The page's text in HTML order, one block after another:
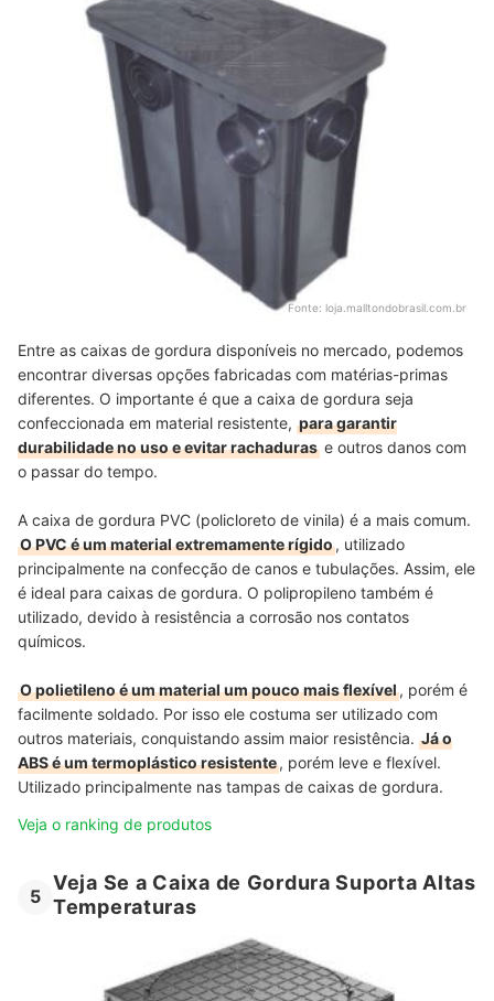
Fonte: loja.malltondobrasil.com.br
Entre as caixas de gordura disponíveis no mercado, podemos
encontrar diversas opções fabricadas com matérias-primas
diferentes. O importante é que a caixa de gordura seja
confeccionada em material resistente, para garantir
durabilidade no uso e evitar rachaduras e outros danos com
o passar do tempo.
A caixa de gordura PVC (policloreto de vinila) é a mais comum.
O PVC é um material extremamente rígido, utilizado
principalmente na confecção de canos e tubulações. Assim, ele
é ideal para caixas de gordura. O polipropileno também é
utilizado, devido à resistência a corrosão nos contatos
químicos.
O polietileno é um material um pouco mais flexível, porém é
facilmente soldado. Por isso ele costuma ser utilizado com
outros materiais, conquistando assim maior resistência. Já o
ABS é um termoplástico resistente, porém leve e flexível.
Utilizado principalmente nas tampas de caixas de gordura.
Veja o ranking de produtos
5
Veja Se a Caixa de Gordura Suporta Altas
Temperaturas